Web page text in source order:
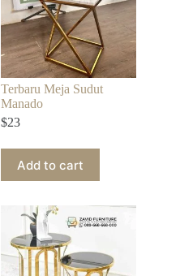
Terbaru Meja Sudut
Manado
$23
Add to cart